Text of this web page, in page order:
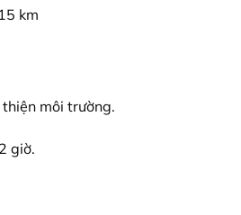
km
môi trường.
giờ.